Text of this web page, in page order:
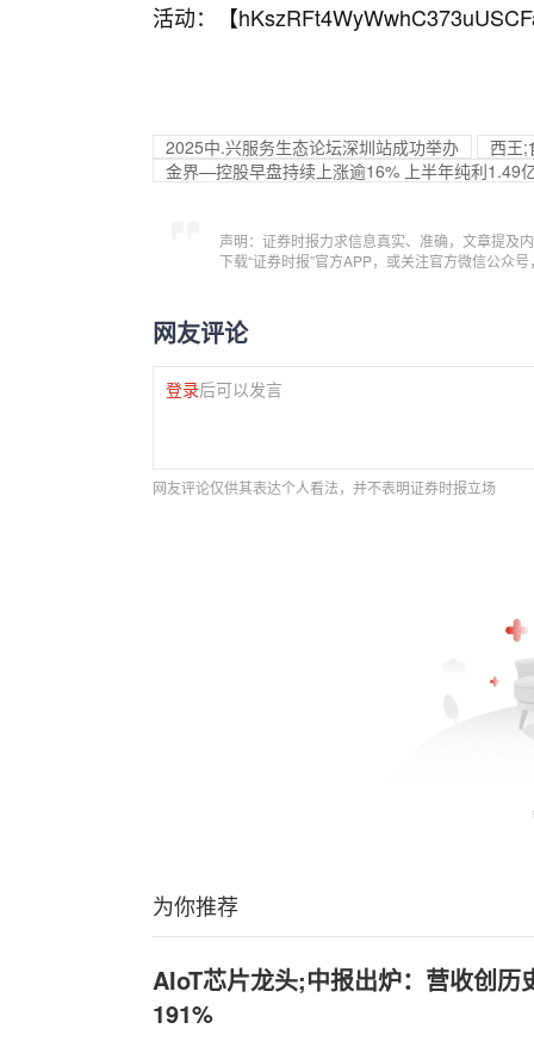
活动：【
2025中.兴服务生态论坛深圳站成功举办
西王;
金界—控股早盘持续上涨逾16% 上半年纯利1.49
声明：证券时报力求信息真实、准确，文章提及
下载“证券时报”官方APP，或关注官方微信公众
网友评论
登录后可以发言
网友评论仅供其表达个人看法，并不表明证券时报立场
为你推荐
AIoT芯片龙头;中报出炉：营收创历
191%